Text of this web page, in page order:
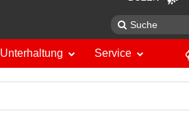
Unterhaltung Service